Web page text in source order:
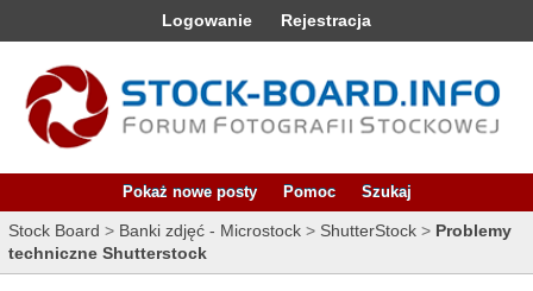
Logowanie Rejestracja
Pokaż nowe posty Pomoc Szukaj
Stock Board > Banki zdjęć - Microstock > ShutterStock > Problemy
techniczne Shutterstock